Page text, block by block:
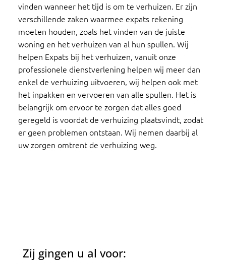
vinden wanneer het tijd is om te verhuizen. Er zijn
verschillende zaken waarmee expats rekening
moeten houden, zoals het vinden van de juiste
woning en het verhuizen van al hun spullen. Wij
helpen Expats bij het verhuizen, vanuit onze
professionele dienstverlening helpen wij meer dan
enkel de verhuizing uitvoeren, wij helpen ook met
het inpakken en vervoeren van alle spullen. Het is
belangrijk om ervoor te zorgen dat alles goed
geregeld is voordat de verhuizing plaatsvindt, zodat
er geen problemen ontstaan. Wij nemen daarbij al
uw zorgen omtrent de verhuizing weg.
Zij gingen u al voor: